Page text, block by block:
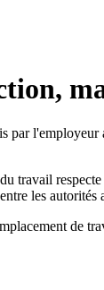
travail
les autorités
de